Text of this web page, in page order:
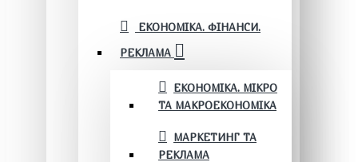
ЕКОНОМІКА. ФІНАНСИ.
РЕКЛАМА
ЕКОНОМІКА. МІКРО
ТА МАКРОЕКОНОМІКА
МАРКЕТИНГ ТА
РЕКЛАМА